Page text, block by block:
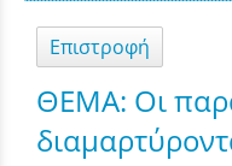
Επιστροφή
ΘΕΜΑ: Oι